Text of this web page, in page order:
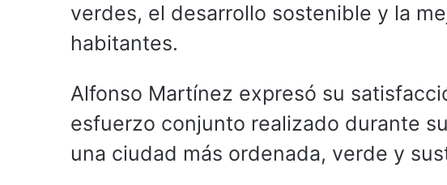
verdes, el desarrollo sostenible y la
habitantes.
Alfonso Martínez expresó su
esfuerzo conjunto realizado durante
una ciudad más ordenada, verde y